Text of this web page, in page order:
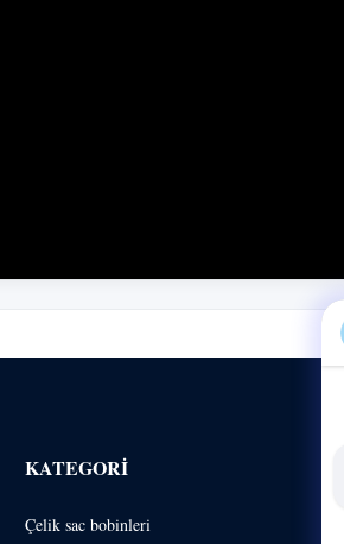
KATEGORI
Çelik sac bobinleri